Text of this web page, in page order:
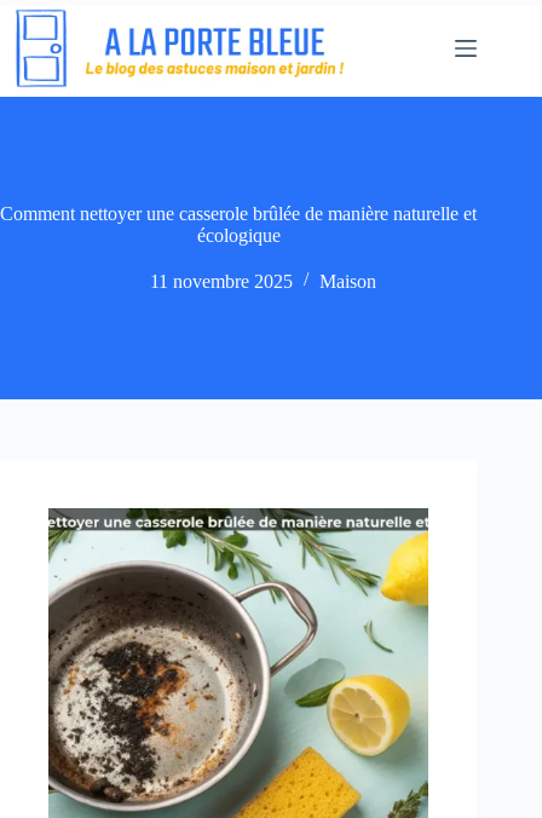
Passer
au
contenu
Comment nettoyer une casserole brûlée de manière naturelle et
écologique
11 novembre 2025 Maison